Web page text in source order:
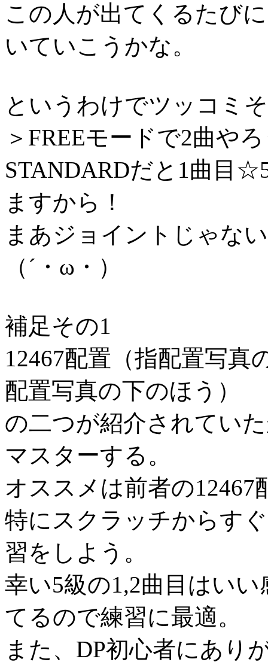
この人が出てくるたび
いていこうかな。
というわけでツッコミ
＞FREEモードで2曲や
STANDARDだと1曲目
ますから！
まあジョイントじゃな
（´・ω・）
補足その1
12467配置（指配置写真
配置写真の下のほう）
の二つが紹介されてい
マスターする。
オススメは前者の12467
特にスクラッチからす
習をしよう。
幸い5級の1,2曲目はい
てるので練習に最適。
また、DP初心者にあり